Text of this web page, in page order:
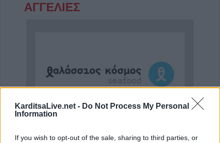
KarditsaLive.net - Do Not Process My Personal
Information
If you wish to opt-out of the sale, sharing to third parties, or
ΑΓΓΕΛΙΕΣ
Η Αποκατάσταση Α.Ε. αναζητά για εργασία Νοσηλευτές και Βοηθούς Νοσηλευτές Η εταιρεία ΘΑΛΑΣΣΙΟΣ ΚΟΣΜΟΣ Α.Ε.Β.Ε. επιθυμεί να προσλάβει Αποθηκάριο